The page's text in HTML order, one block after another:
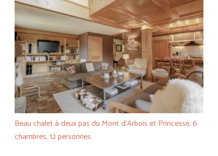
Beau chalet à deux pas du Mont d’Arbois et Princesse, 6
chambres, 12 personnes